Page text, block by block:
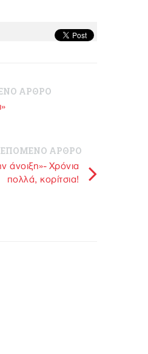
ΑΡΘΡΟ
ΕΠΟΜΕΝΟ ΑΡΘΡΟ
άνοιξη»- Χρόνια
πολλά, κορίτσια!